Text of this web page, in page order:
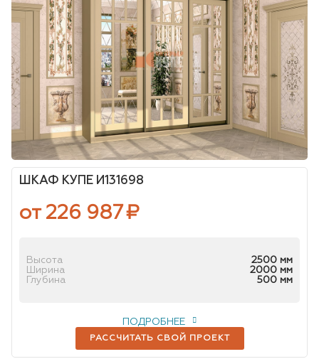
ШКАФ КУПЕ И131698
от 226 987₽
Высота
2500 мм
Ширина
2000 мм
Глубина
500 мм
РАССЧИТАТЬ СВОЙ ПРОЕКТ
ПОДРОБНЕЕ